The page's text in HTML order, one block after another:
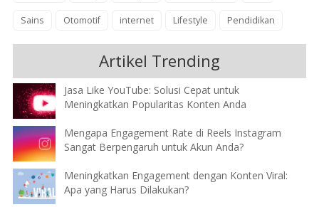
Sains Otomotif internet Lifestyle Pendidikan
Artikel Trending
Jasa Like YouTube: Solusi Cepat untuk
Meningkatkan Popularitas Konten Anda
Mengapa Engagement Rate di Reels Instagram
Sangat Berpengaruh untuk Akun Anda?
Meningkatkan Engagement dengan Konten Viral:
Apa yang Harus Dilakukan?